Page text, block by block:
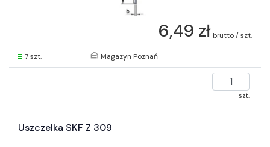
6,49 zł brutto / szt.
7 szt. Magazyn Poznań
szt.
Uszczelka SKF Z 309